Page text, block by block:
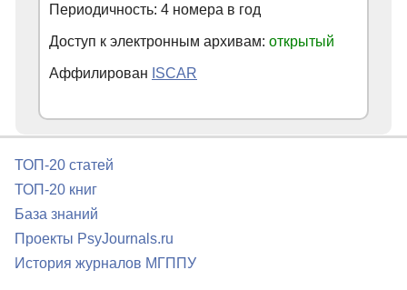
Периодичность: 4 номера в год
Доступ к электронным архивам: открытый
Аффилирован ISCAR
ТОП-20 статей
ТОП-20 книг
База знаний
Проекты PsyJournals.ru
История журналов МГППУ